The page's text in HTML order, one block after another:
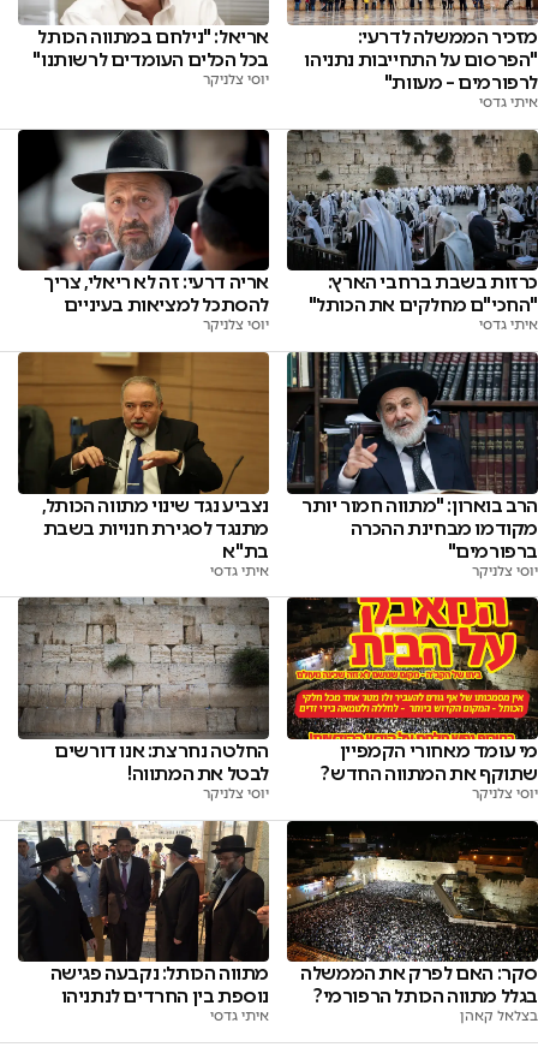
מזכיר הממשלה לדרעי:
"הפרסום על התחייבות נתניהו
לרפורמים – מעוות"
איתי גדסי
אריאל: "נילחם במתווה הכותל
בכל הכלים העומדים לרשותנו"
יוסי צלניקר
כרזות בשבת ברחבי הארץ:
"החכי"ם מחלקים את הכותל"
איתי גדסי
אריה דרעי: זה לא ריאלי, צריך
להסתכל למציאות בעיניים
יוסי צלניקר
הרב בוארון: "מתווה חמור יותר
מקודמו מבחינת ההכרה
ברפורמים"
יוסי צלניקר
נצביע נגד שינוי מתווה הכותל,
מתנגד לסגירת חנויות בשבת
בת''א
איתי גדסי
מי עומד מאחורי הקמפיין
שתוקף את המתווה החדש?
יוסי צלניקר
החלטה נחרצת: אנו דורשים
לבטל את המתווה!
יוסי צלניקר
סקר: האם לפרק את הממשלה
בגלל מתווה הכותל הרפורמי?
בצלאל קאהן
מתווה הכותל: נקבעה פגישה
נוספת בין החרדים לנתניהו
איתי גדסי